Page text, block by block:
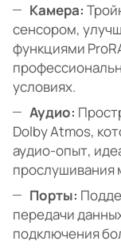
Камера:
сенсором,
функциями
условиях.
Аудио:
Dolby Atmos,
аудио-опыт,
прослушивания
Порты:
передачи
подключения